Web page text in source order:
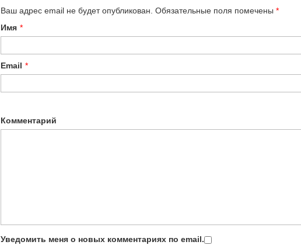
Ваш адрес email не будет опубликован. Обязательные поля помечены *
Имя *
Email *
Комментарий
Уведомить меня о новых комментариях по email.